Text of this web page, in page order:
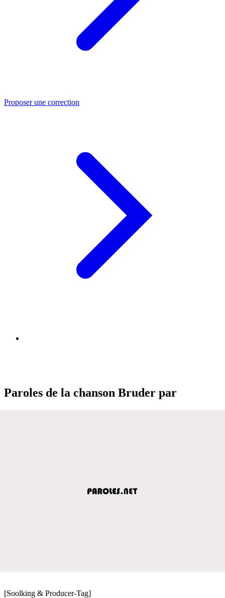
Proposer une correction
Paroles de la chanson Bruder par
[Soolking & Producer-Tag]